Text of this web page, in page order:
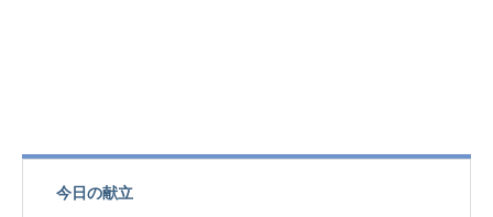
今日の献立